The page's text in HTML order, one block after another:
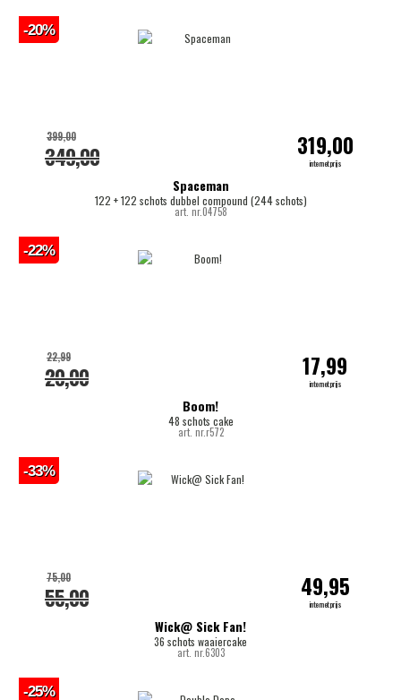
Spaceman
122 + 122 schots dubbel compound (244 schots)
art. nr.04758
349,00
399,00 319,00
internetprijs
-20%
Boom!
48 schots cake
art. nr.r572
20,00
22,99 17,99
internetprijs
-22%
Wick@ Sick Fan!
36 schots waaiercake
art. nr.6303
55,00
75,00 49,95
internetprijs
-33%
-25%